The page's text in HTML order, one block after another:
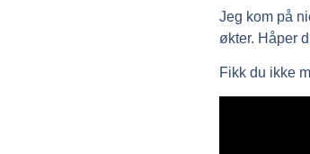
Jeg kom på
økter. Håper
Fikk du ikke